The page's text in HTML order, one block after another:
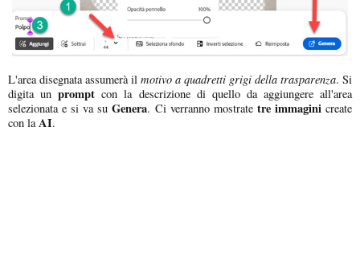
L'area disegnata assumerà il motivo a quadretti grigi della trasparenza. Si
digita unpromptcon la descrizione di quello da aggiungere all'area
selezionata e si va suGenera. Ci verranno mostrate tre immaginicreate
con laAI.